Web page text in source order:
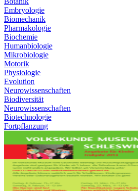
Embryologie
Biomechanik
Pharmakologie
Biochemie
Humanbiologie
Mikrobiologie
Motorik
Physiologie
Evolution
Neurowissenschaften
Biodiversität
Neurowissenschaften
Biotechnologie
Fortpflanzung